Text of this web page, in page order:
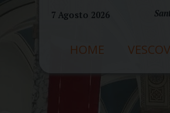
7 Agosto 2026
HOME